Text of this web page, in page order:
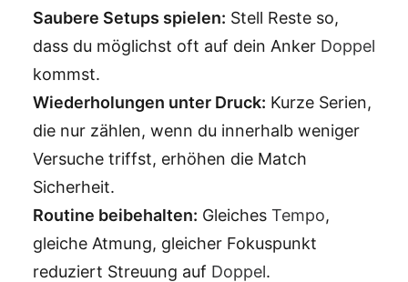
Saubere Setups spielen: Stell Reste so,
dass du möglichst oft auf dein Anker Doppel
kommst.
Wiederholungen unter Druck: Kurze Serien,
die nur zählen, wenn du innerhalb weniger
Versuche triffst, erhöhen die Match
Sicherheit.
Routine beibehalten: Gleiches Tempo,
gleiche Atmung, gleicher Fokuspunkt
reduziert Streuung auf Doppel.